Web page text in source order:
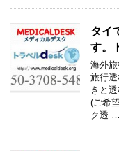
タイ
す。
海外
旅行
きと
(ご希
ク透 …